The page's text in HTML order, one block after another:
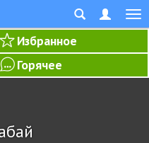
Избранное
Горячее